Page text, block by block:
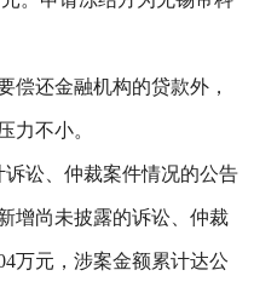
偿还金融机构的贷款外，
力不小。
讼、仲裁案件情况的公告
增尚未披露的诉讼、仲裁
万元，涉案金额累计达公